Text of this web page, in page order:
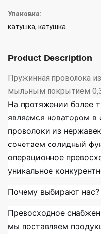
Упаковка:
катушка, катушка
Product Description
Пружинная проволока
мыльным покрытием
На протяжении более
являемся новатором в
проволоки из
сочетаем солидный
операционное
уникальное
Почему выбирают нас?
Превосходное
мы поставляем